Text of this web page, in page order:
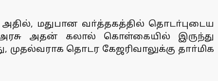
மதுபான வா்த்தகத்தில் தொடா்புடைய
அரசு அதன் கலால் கொள்கையில் இருந்து
தொடர கேஜரிவாலுக்கு தாா்மிக